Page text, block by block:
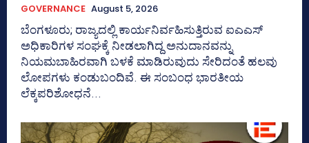
GOVERNANCE August 5, 2026
ಬೆಂಗಳೂರು; ರಾಜ್ಯದಲ್ಲಿ ಕಾರ್ಯನಿರ್ವಹಿಸುತ್ತಿರುವ ಐಎಎಸ್‌
ಅಧಿಕಾರಿಗಳ ಸಂಘಕ್ಕೆ ನೀಡಲಾಗಿದ್ದ ಅನುದಾನವನ್ನು
ನಿಯಮಬಾಹಿರವಾಗಿ ಬಳಕೆ ಮಾಡಿರುವುದು ಸೇರಿದಂತೆ ಹಲವು
ಲೋಪಗಳು ಕಂಡುಬಂದಿವೆ. ಈ ಸಂಬಂಧ ಭಾರತೀಯ
ಲೆಕ್ಕಪರಿಶೋಧನೆ...